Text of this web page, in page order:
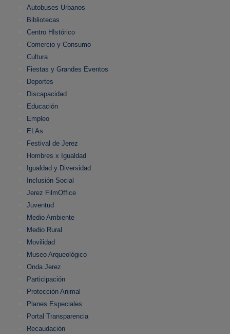
Autobuses Urbanos
Bibliotecas
Centro HIstórico
Comercio y Consumo
Cultura
Fiestas y Grandes Eventos
Deportes
Discapacidad
Educación
Empleo
ELAs
Festival de Jerez
Hombres x Igualdad
Igualdad y Diversidad
Inclusión Social
Jerez FilmOffice
Juventud
Medio Ambiente
Medio Rural
Movilidad
Museo Arqueológico
Onda Jerez
Participación
Protección Animal
Planes Especiales
Portal Transparencia
Recaudación